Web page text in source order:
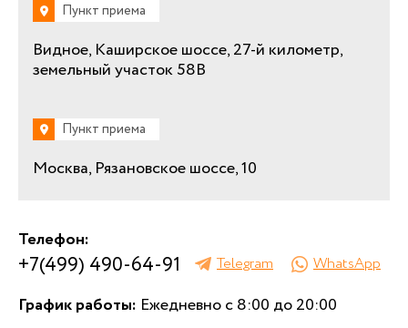
Пункт приема
Видное, Каширское шоссе, 27-й километр,
земельный участок 58В
Пункт приема
Москва, Рязановское шоссе, 10
Телефон:
+7(499) 490-64-91 Telegram WhatsApp
График работы: Ежедневно с 8:00 до 20:00